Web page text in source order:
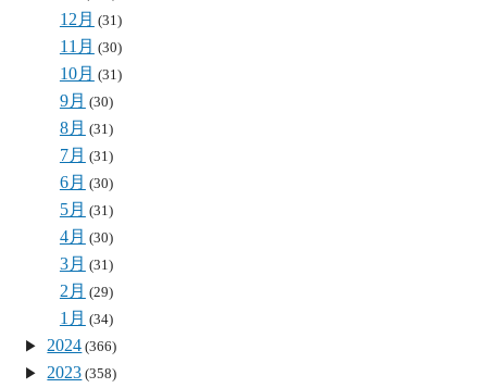
12月 (31)
11月 (30)
10月 (31)
9月 (30)
8月 (31)
7月 (31)
6月 (30)
5月 (31)
4月 (30)
3月 (31)
2月 (29)
1月 (34)
2024 (366)
2023 (358)